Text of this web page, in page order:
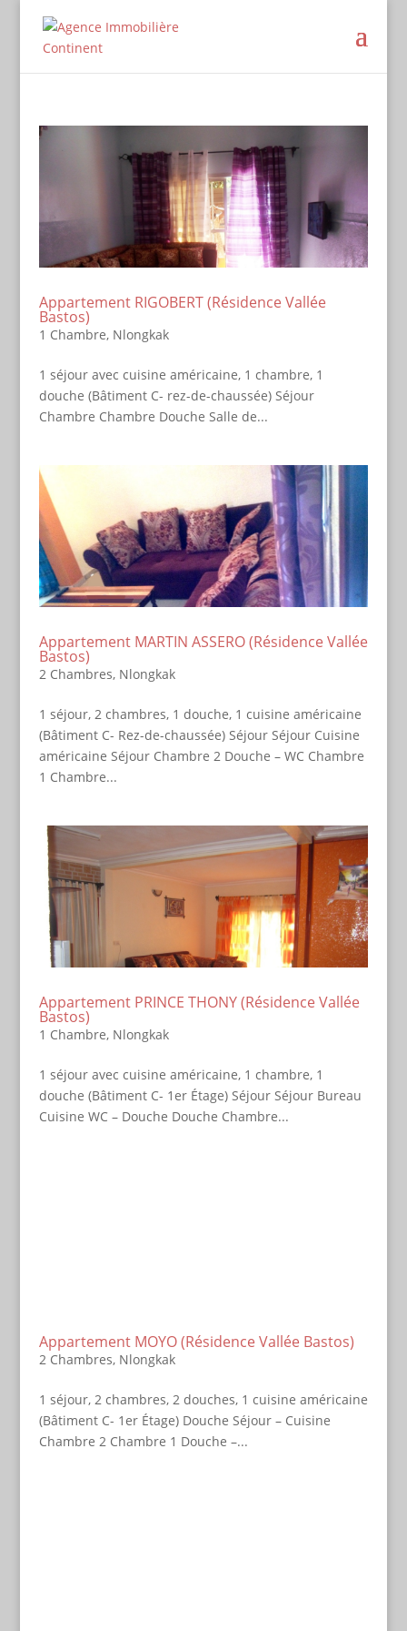
Appartement RIGOBERT (Résidence Vallée
Bastos)
1 Chambre, Nlongkak
1 séjour avec cuisine américaine, 1 chambre, 1
douche (Bâtiment C- rez-de-chaussée) Séjour
Chambre Chambre Douche Salle de...
Appartement MARTIN ASSERO (Résidence Vallée
Bastos)
2 Chambres, Nlongkak
1 séjour, 2 chambres, 1 douche, 1 cuisine américaine
(Bâtiment C- Rez-de-chaussée) Séjour Séjour Cuisine
américaine Séjour Chambre 2 Douche – WC Chambre
1 Chambre...
Appartement PRINCE THONY (Résidence Vallée
Bastos)
1 Chambre, Nlongkak
1 séjour avec cuisine américaine, 1 chambre, 1
douche (Bâtiment C- 1er Étage) Séjour Séjour Bureau
Cuisine WC – Douche Douche Chambre...
Appartement MOYO (Résidence Vallée Bastos)
2 Chambres, Nlongkak
1 séjour, 2 chambres, 2 douches, 1 cuisine américaine
(Bâtiment C- 1er Étage) Douche Séjour – Cuisine
Chambre 2 Chambre 1 Douche –...